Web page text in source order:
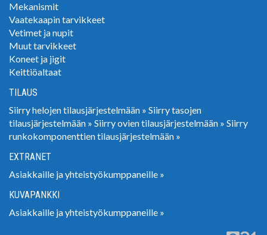
Mekanismit
Vaatekaapin tarvikkeet
Vetimet ja nupit
Muut tarvikkeet
Koneet ja jigit
Keittiöaltaat
TILAUS
Siirry helojen tilausjärjestelmään » Siirry tasojen
tilausjärjestelmään » Siirry ovien tilausjärjestelmään » Siirry
runkokomponenttien tilausjärjestelmään »
EXTRANET
Asiakkaille ja yhteistyökumppaneille »
KUVAPANKKI
Asiakkaille ja yhteistyökumppaneille »